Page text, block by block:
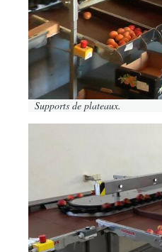
Supports de plateaux.